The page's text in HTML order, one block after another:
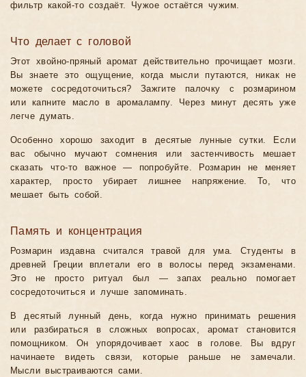
фильтр какой-то создаёт. Чужое остаётся чужим.
Что делает с головой
Этот хвойно-пряный аромат действительно прочищает мозги.
Вы знаете это ощущение, когда мысли путаются, никак не
можете сосредоточиться? Зажгите палочку с розмарином
или капните масло в аромалампу. Через минут десять уже
легче думать.
Особенно хорошо заходит в десятые лунные сутки. Если
вас обычно мучают сомнения или застенчивость мешает
сказать что-то важное — попробуйте. Розмарин не меняет
характер, просто убирает лишнее напряжение. То, что
мешает быть собой.
Память и концентрация
Розмарин издавна считался травой для ума. Студенты в
древней Греции вплетали его в волосы перед экзаменами.
Это не просто ритуал был — запах реально помогает
сосредоточиться и лучше запоминать.
В десятый лунный день, когда нужно принимать решения
или разбираться в сложных вопросах, аромат становится
помощником. Он упорядочивает хаос в голове. Вы вдруг
начинаете видеть связи, которые раньше не замечали.
Мысли выстраиваются сами.